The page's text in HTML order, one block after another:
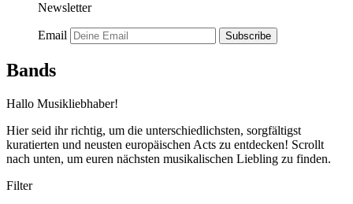
Newsletter
Email Subscribe
Bands
Hallo Musikliebhaber!
Hier seid ihr richtig, um die unterschiedlichsten, sorgfältigst
kuratierten und neusten europäischen Acts zu entdecken! Scrollt
nach unten, um euren nächsten musikalischen Liebling zu finden.
Filter